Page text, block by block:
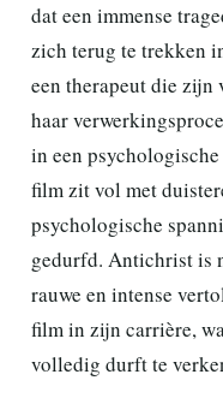
dat een immense
zich terug te trekken
een therapeut die zijn
haar
in een
film zit vol met
psychologische
gedurfd. Antichrist is
rauwe en intense
film in zijn carrière,
volledig durft te